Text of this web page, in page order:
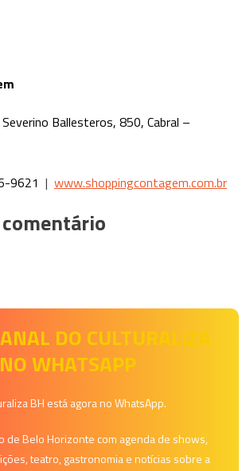
Ballesteros, 850, Cabral –
9621 | www.shoppingcontagem.com.br
DO CULTURALIZA
NO WHATSAPP
BH está agora no WhatsApp.
de Belo Horizonte com agenda de shows,
teatro, gastronomia e notícias sobre a